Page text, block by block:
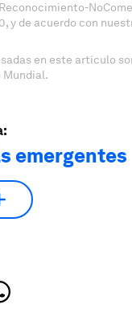
y de acuerdo con
en este artículo
Mundial.
emergentes